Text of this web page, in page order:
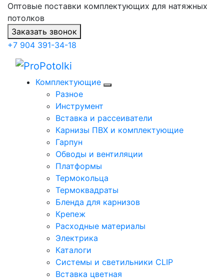
Оптовые поставки комплектующих для натяжных
потолков
Заказать звонок
+7 904 391-34-18
Комплектующие
Разное
Инструмент
Вставка и рассеиватели
Карнизы ПВХ и комплектующие
Гарпун
Обводы и вентиляции
Платформы
Термокольца
Термоквадраты
Бленда для карнизов
Крепеж
Расходные материалы
Электрика
Каталоги
Системы и светильники CLIP
Вставка цветная